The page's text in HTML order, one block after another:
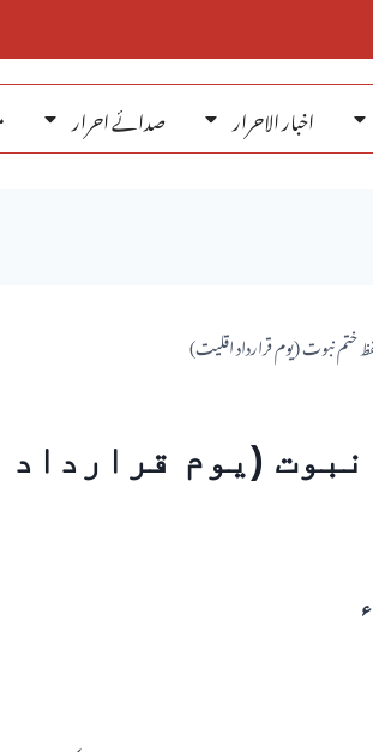
اخبار الاحرار صدائے احرار
ختم نبوت (یوم قرارداد اقلیت)
(یوم قرارداد